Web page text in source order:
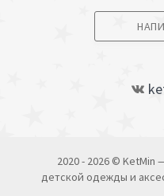
2020 - 2026 © KetMin
детской одежды и